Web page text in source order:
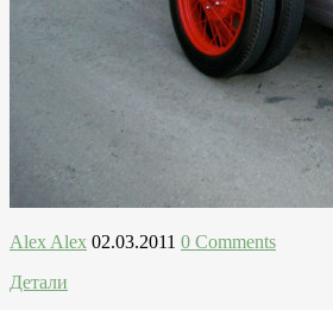
Alex Alex 02.03.2011 0 Comments
Детали